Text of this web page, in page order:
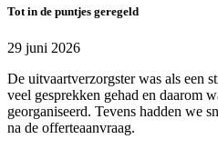
Tot in de puntjes geregeld
29 juni 2026
De uitvaartverzorgster was als een
veel gesprekken gehad en daarom
georganiseerd. Tevens hadden we
na de offerteaanvraag.